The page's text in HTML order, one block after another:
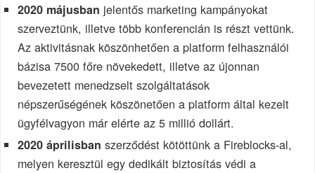
2020 májusban jelentős marketing kampányokat
szerveztünk, illetve több konferencián is részt vettünk.
Az aktivitásnak köszönhetően a platform felhasználói
bázisa 7500 főre növekedett, illetve az újonnan
bevezetett menedzselt szolgáltatások
népszerűségének köszönetően a platform által kezelt
ügyfélvagyon már elérte az 5 millió dollárt.
2020 áprilisban szerződést kötöttünk a Fireblocks-al,
melyen keresztül egy dedikált biztosítás védi a